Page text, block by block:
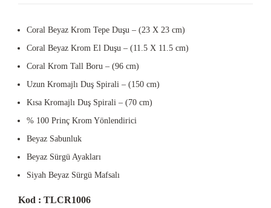
Coral Beyaz Krom Tepe Duşu – (23 X 23 cm)
Coral Beyaz Krom El Duşu – (11.5 X 11.5 cm)
Coral Krom Tall Boru – (96 cm)
Uzun Kromajlı Duş Spirali – (150 cm)
Kısa Kromajlı Duş Spirali – (70 cm)
% 100 Prinç Krom Yönlendirici
Beyaz Sabunluk
Beyaz Sürgü Ayakları
Siyah Beyaz Sürgü Mafsalı
Kod : TLCR1006